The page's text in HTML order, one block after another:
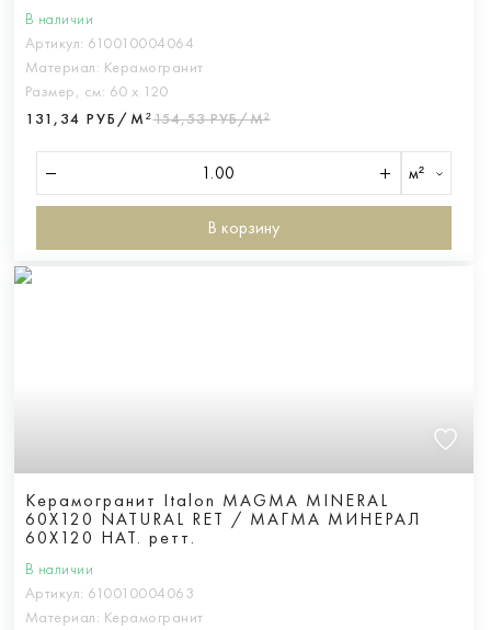
В наличии
Артикул: 610010004064
Материал: Керамогранит
Размер, см: 60 х 120
131,34 РУБ/М²154,53 РУБ/М²
м²
В корзину
Керамогранит Italon MAGMA MINERAL
60X120 NATURAL RET / МАГМА МИНЕРАЛ
60X120 НАТ. ретт.
В наличии
Артикул: 610010004063
Материал: Керамогранит